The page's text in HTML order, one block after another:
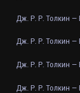
Дж. Р. Р. Толкин —
Дж. Р. Р. Толкин —
Дж. Р. Р. Толкин —
Дж. Р. Р. Толкин —